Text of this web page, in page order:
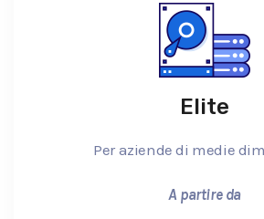
Elite
Per aziende di medie
A partire da